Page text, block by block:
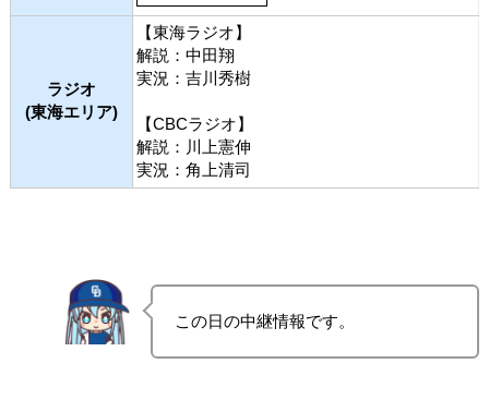
ラジオ
(東海エリア)
【東海ラジオ】
解説：中田翔
実況：吉川秀樹
【CBCラジオ】
解説：川上憲伸
実況：角上清司
この日の中継情報です。